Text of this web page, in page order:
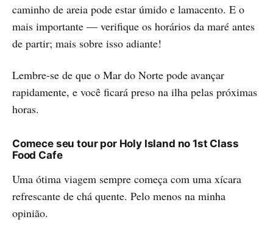
caminho de areia pode estar úmido e lamacento. E o
mais importante — verifique os horários da maré antes
de partir; mais sobre isso adiante!
Lembre-se de que o Mar do Norte pode avançar
rapidamente, e você ficará preso na ilha pelas próximas
horas.
Comece seu tour por Holy Island no 1st Class
Food Cafe
Uma ótima viagem sempre começa com uma xícara
refrescante de chá quente. Pelo menos na minha
opinião.